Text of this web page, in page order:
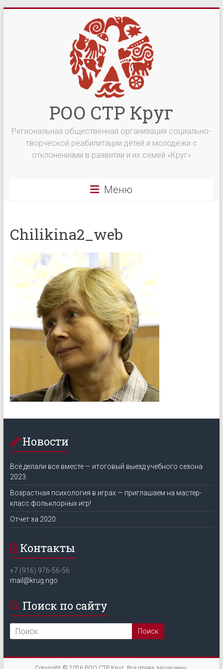
РОО СТР Круг
Региональная общественная организация социально-
творческой реабилитации детей и молодежи с
отклонениями в развитии и их семей «Круг»
Меню
Chilikina2_web
Новости
Всё делали все вместе — итоговый выезд учебного сезона
2023.
Возрастная психология в играх — приглашаем на мастер-
класс фольклорных игр!
Отчет за 2020
Контакты
+7 (916) 976-56-56
mail@krug.ngo
Поиск по сайту